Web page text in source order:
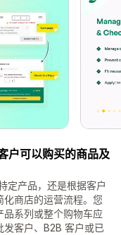
户可以购买的商品及
定产品，还是根据客户
商店的运营流程。您
品系列或整个购物车应
发客户、B2B 客户或已